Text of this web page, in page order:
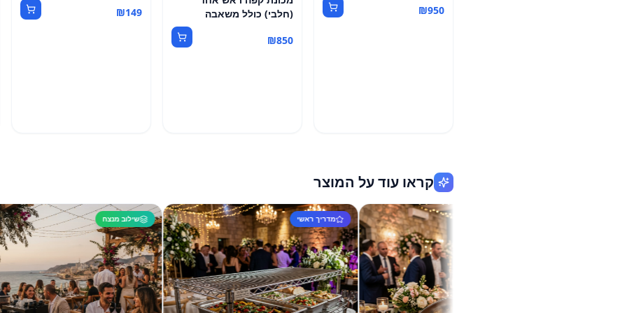
₪950
(חלבי) כולל משאבה
₪850
₪149
קראו עוד על המוצר
מדריך ראשי שילוב מנצח